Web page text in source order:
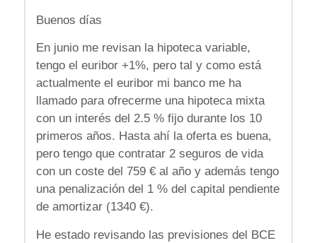
Buenos días
En junio me revisan la hipoteca variable,
tengo el euribor +1%, pero tal y como está
actualmente el euribor mi banco me ha
llamado para ofrecerme una hipoteca mixta
con un interés del 2.5 % fijo durante los 10
primeros años. Hasta ahí la oferta es buena,
pero tengo que contratar 2 seguros de vida
con un coste del 759 € al año y además tengo
una penalización del 1 % del capital pendiente
de amortizar (1340 €).
He estado revisando las previsiones del BCE